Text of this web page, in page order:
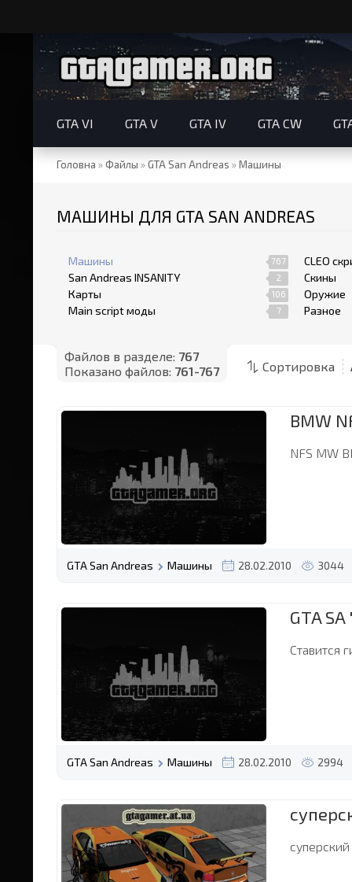
GTA VI GTA V GTA IV GTA CW
Головна »Файлы »GTA San Andreas »Машины
МАШИНЫ ДЛЯ GTA SAN ANDREAS
Машины 767
CLEO
San Andreas INSANITY
2
Скины
Карты
106
Оружие
Main script моды
7 Разное
Файлов в разделе: 767
Показано файлов: 761-767 Сортировка
BMW
NFS MW
GTA San Andreas Машины 28.02.2010 3044
GTA
Ставится
GTA San Andreas Машины 28.02.2010 2994